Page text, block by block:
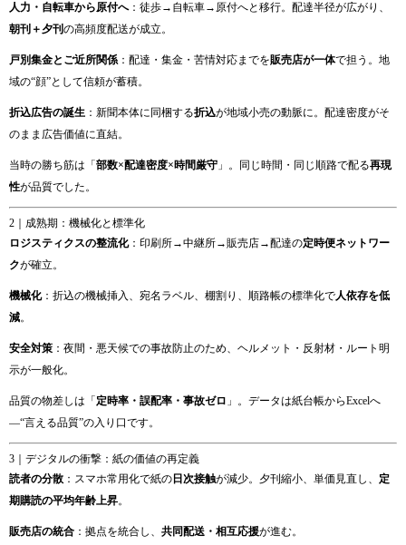
人力・自転車から原付へ：徒歩→自転車→原付へと移行。配達半径が広がり、
朝刊＋夕刊 の高頻度配送が成立。
戸別集金とご近所関係 ：配達・集金・苦情対応までを販売店が一体で担う。地
域の“顔”として信頼が蓄積。
折込広告の誕生 ：新聞本体に同梱する折込が地域小売の動脈に。配達密度がそ
のまま広告価値に直結。
当時の勝ち筋は「 部数×配達密度×時間厳守 」。同じ時間・同じ順路で配る再現
性が品質でした。
2｜成熟期：機械化と標準化
ロジスティクスの整流化：印刷所→中継所→販売店→配達の定時便ネットワー
クが確立。
機械化：折込の機械挿入、宛名ラベル、棚割り、順路帳の標準化で人依存を低
減。
安全対策 ：夜間・悪天候での事故防止のため、ヘルメット・反射材・ルート明
示が一般化。
品質の物差しは「 定時率・誤配率・事故ゼロ 」。データは紙台帳からExcelへ
—“言える品質”の入り口です。
3｜デジタルの衝撃：紙の価値の再定義
読者の分散 ：スマホ常用化で紙の 日次接触が減少。夕刊縮小、単価見直し、 定
期購読の平均年齢上昇。
販売店の統合 ：拠点を統合し、 共同配送・相互応援が進む。